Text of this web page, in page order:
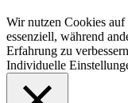
Wir nutzen Cookies
essenziell, während
Erfahrung zu
Individuelle